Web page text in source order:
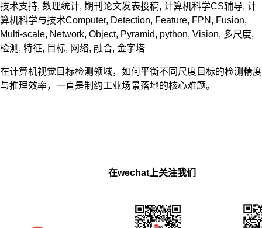
技术支持, 数理统计, 期刊论文发表投稿, 计算机科学CS辅导, 计
算机科学与技术Computer, Detection, Feature, FPN , Fusion,
Multi-scale, Network, Object, Pyramid, python, Vision, 多尺度,
检测 , 特征, 目标, 网络, 融合, 金字塔
在计算机视觉目标检测领域，如何平衡不同尺度目标的检测精度
与推理效率，一直是制约工业场景落地的核心难题。
在wechat上关注我们